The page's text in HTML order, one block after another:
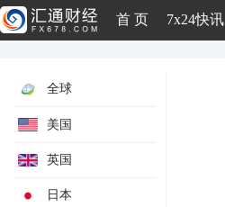
首 页 7x24快讯
全球
美国
英国
日本
上期所每日仓单变动-白银
钢银全国城市总库存量
全国主要油厂大豆压榨量
全国重点地区棕榈油商业库存
国内菜油库存